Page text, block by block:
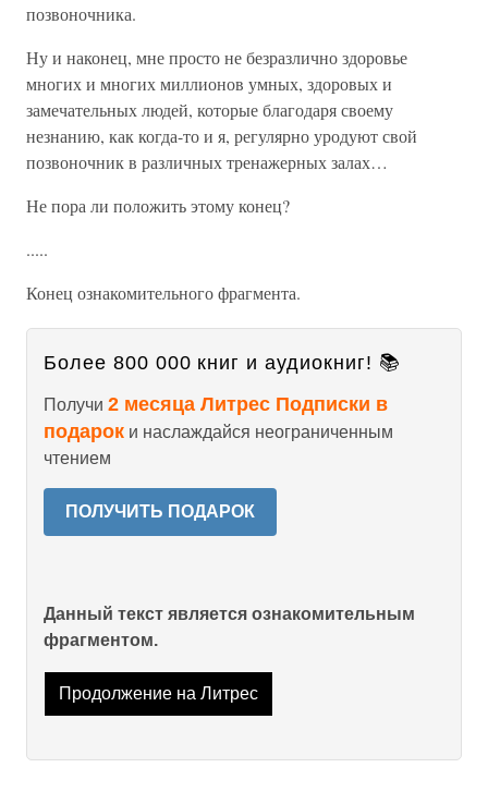
позвоночника.
Ну и наконец, мне просто не безразлично здоровье
многих и многих миллионов умных, здоровых и
замечательных людей, которые благодаря своему
незнанию, как когда-то и я, регулярно уродуют свой
позвоночник в различных тренажерных залах…
Не пора ли положить этому конец?
.....
Конец ознакомительного фрагмента.
Более 800 000 книг и аудиокниг! 📚
Получи 2 месяца Литрес Подписки в
подарок и наслаждайся неограниченным
чтением
ПОЛУЧИТЬ ПОДАРОК
Данный текст является ознакомительным
фрагментом.
Продолжение на Литрес